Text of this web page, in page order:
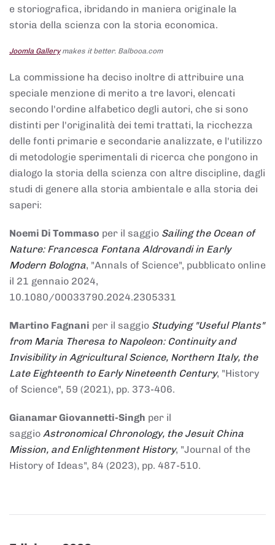
e storiografica, ibridando in maniera originale la
storia della scienza con la storia economica.
Joomla Gallerymakes it better. Balbooa.com
La commissione ha deciso inoltre di attribuire una
speciale menzione di merito a tre lavori, elencati
secondo l'ordine alfabetico degli autori, che si sono
distinti per l'originalità dei temi trattati, la ricchezza
delle fonti primarie e secondarie analizzate, e l'utilizzo
di metodologie sperimentali di ricerca che pongono in
dialogo la storia della scienza con altre discipline, dagli
studi di genere alla storia ambientale e alla storia dei
saperi:
Noemi Di Tommaso per il saggio Sailing the Ocean of
Nature: Francesca Fontana Aldrovandi in Early
Modern Bologna, "Annals of Science", pubblicato online
il 21 gennaio 2024,
10.1080/00033790.2024.2305331
Martino Fagnani per il saggio Studying "Useful Plants"
from Maria Theresa to Napoleon: Continuity and
Invisibility in Agricultural Science, Northern Italy, the
Late Eighteenth to Early Nineteenth Century, "History
of Science", 59 (2021), pp. 373-406.
Gianamar Giovannetti-Singh per il
saggio Astronomical Chronology, the Jesuit China
Mission, and Enlightenment History, "Journal of the
History of Ideas", 84 (2023), pp. 487-510.